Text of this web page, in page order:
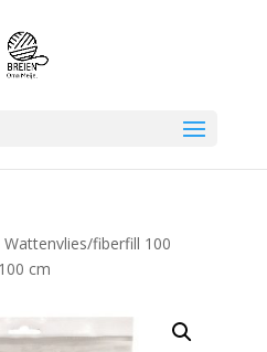
fiberfill 100
cm